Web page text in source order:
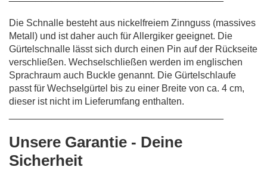
Die Schnalle besteht aus nickelfreiem Zinnguss (massives
Metall) und ist daher auch für Allergiker geeignet. Die
Gürtelschnalle lässt sich durch einen Pin auf der Rückseite
verschließen. Wechselschließen werden im englischen
Sprachraum auch Buckle genannt. Die Gürtelschlaufe
passt für Wechselgürtel bis zu einer Breite von ca. 4 cm,
dieser ist nicht im Lieferumfang enthalten.
Unsere Garantie - Deine
Sicherheit